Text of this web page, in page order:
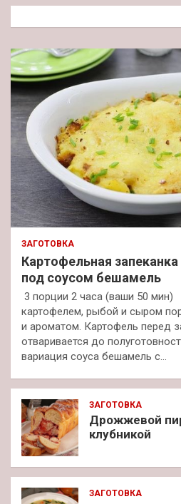
к
ЗАГОТОВКА
Картофельная
под соусом бешамель
3 порции 2 часа (ваши 50 мин)
картофелем, рыбой и сыром
и ароматом. Картофель перед
отваривается до
вариация соуса бешамель с…
ЗАГОТОВКА
Дрожжевой
клубникой
ЗАГОТОВКА